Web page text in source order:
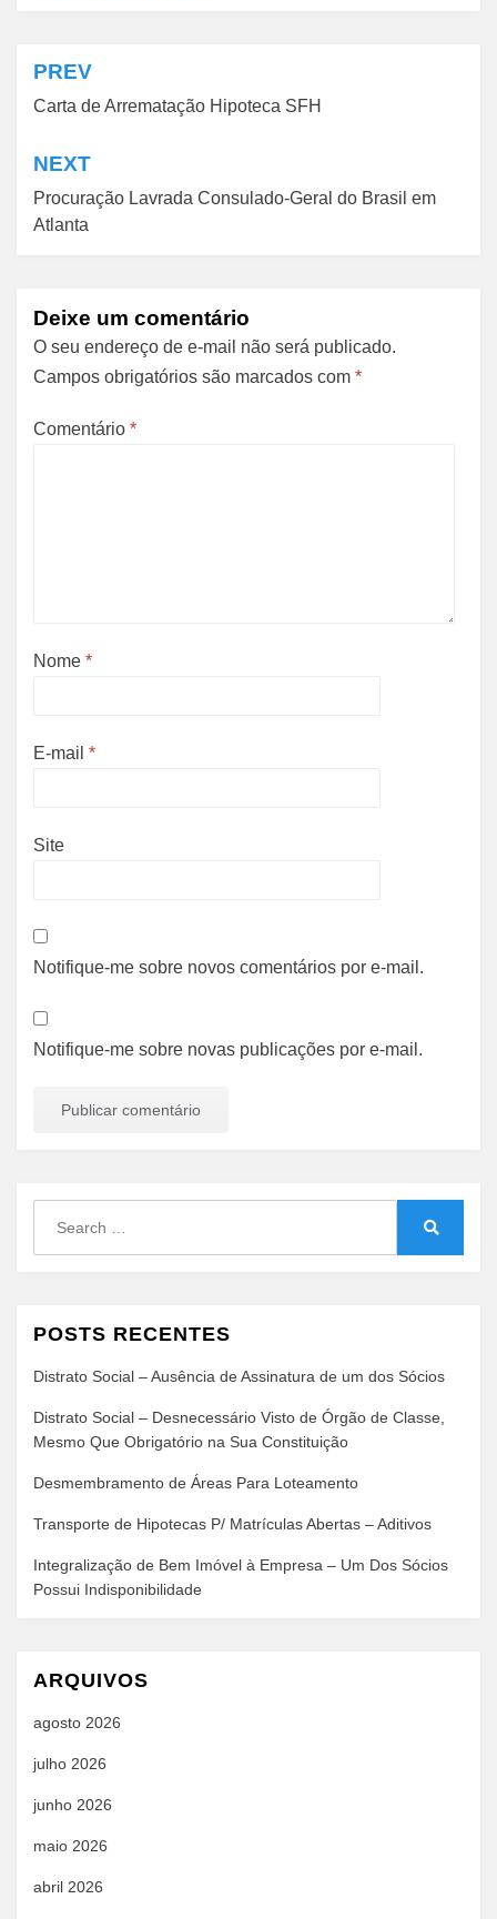
Navegação
de
Post
PREV
Carta de Arrematação Hipoteca SFH
NEXT
Procuração Lavrada Consulado-Geral do Brasil em
Atlanta
Deixe um comentário
O seu endereço de e-mail não será publicado.
Campos obrigatórios são marcados com *
Comentário *
Nome *
E-mail *
Site
Notifique-me sobre novos comentários por e-mail.
Notifique-me sobre novas publicações por e-mail.
POSTS RECENTES
Distrato Social – Ausência de Assinatura de um dos Sócios
Distrato Social – Desnecessário Visto de Órgão de Classe,
Mesmo Que Obrigatório na Sua Constituição
Desmembramento de Áreas Para Loteamento
Transporte de Hipotecas P/ Matrículas Abertas – Aditivos
Integralização de Bem Imóvel à Empresa – Um Dos Sócios
Possui Indisponibilidade
ARQUIVOS
agosto 2026
julho 2026
junho 2026
maio 2026
abril 2026